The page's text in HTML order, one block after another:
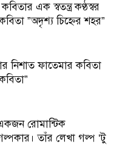
এক স্বতন্ত্র কণ্ঠস্বর
”অদৃশ্য চিহ্নের শহর”
নিশাত ফাতেমার কবিতা
রোমান্টিক
তাঁর লেখা গল্প ‘টু